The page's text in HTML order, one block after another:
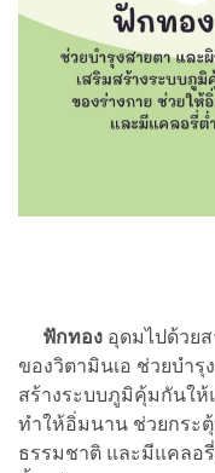
ฟักทอง อุดมไปด้วย
ของวิตามินเอ ช่วยบำรุ
สร้างระบบภูมิคุ้มกันให้
ทำให้อิ่มนาน ช่วยกระ
ธรรมชาติ และมีแคลอ